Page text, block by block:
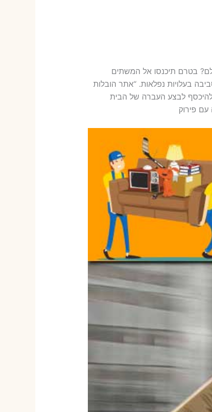
בטרם תיכנסו אל המשתים
בעלויות נפלאות. “אתר הובלות
לבצע העברה של הבית
פירוק